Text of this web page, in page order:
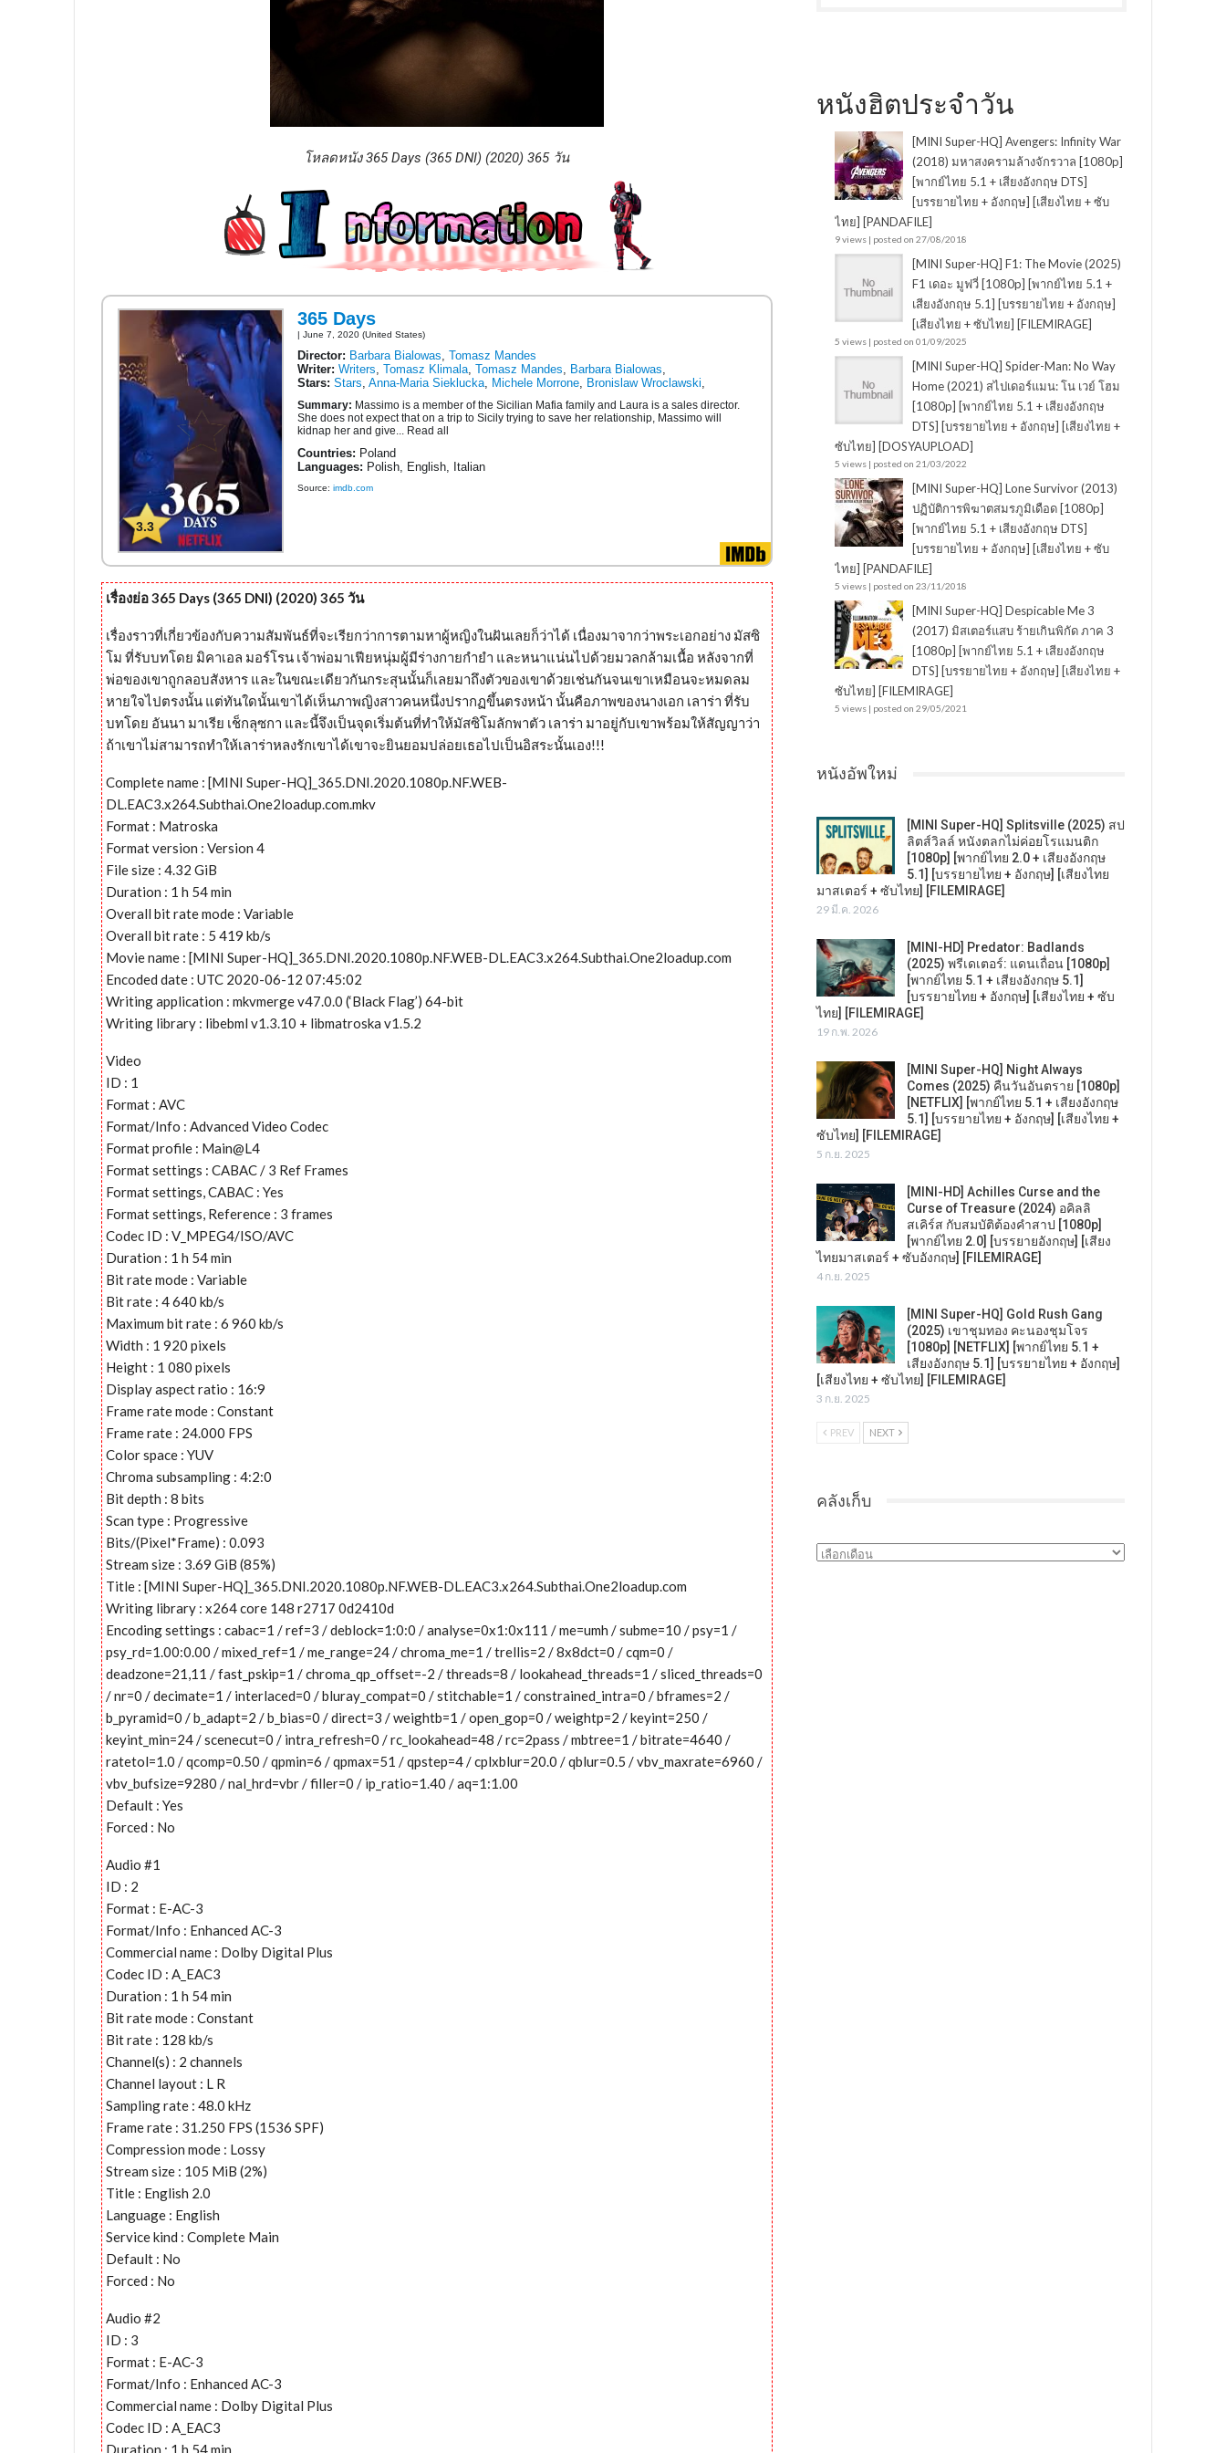
โหลดหนัง 365 Days (365 DNI) (2020) 365 วัน
3.3
365 Days
| June 7, 2020 (United States)
Director: Barbara Bialowas Tomasz Mandes
Writer: Writers Tomasz Klimala Tomasz Mandes Barbara Bialowas
Stars: Stars Anna-Maria Sieklucka Michele Morrone Bronislaw Wroclawski
Summary: Massimo is a member of the Sicilian Mafia family and Laura is a sales director.
She does not expect that on a trip to Sicily trying to save her relationship, Massimo will
kidnap her and give... Read all
Countries: Poland
Languages: Polish, English, Italian
Source: imdb.com
เรื่องย่อ 365 Days (365 DNI) (2020) 365 วัน
เรื่องราวที่เกี่ยวข้องกับความสัมพันธ์ที่จะเรียกว่าการตามหาผู้หญิงในฝันเลยก็ว่าได้ เนื่องมาจากว่าพระเอกอย่าง มัสซิ
โม ที่รับบทโดย มิคาเอล มอร์โรน เจ้าพ่อมาเฟียหนุ่มผู้มีร่างกายกำยำ และหนาแน่นไปด้วยมวลกล้ามเนื้อ หลังจากที่
พ่อของเขาถูกลอบสังหาร และในขณะเดียวกันกระสุนนั้นก็เลยมาถึงตัวของเขาด้วยเช่นกันจนเขาเหมือนจะหมดลม
หายใจไปตรงนั้น แต่ทันใดนั้นเขาได้เห็นภาพญิงสาวคนหนึ่งปรากฏขึ้นตรงหน้า นั้นคือภาพของนางเอก เลาร่า ที่รับ
บทโดย อันนา มาเรีย เช็กลุซกา และนี้จึงเป็นจุดเริ่มต้นที่ทำให้มัสซิโมลักพาตัว เลาร่า มาอยู่กับเขาพร้อมให้สัญญาว่า
ถ้าเขาไม่สามารถทำให้เลาร่าหลงรักเขาได้เขาจะยินยอมปล่อยเธอไปเป็นอิสระนั้นเอง!!!
Complete name : [MINI Super-HQ]_365.DNI.2020.1080p.NF.WEB-
DL.EAC3.x264.Subthai.One2loadup.com.mkv
Format : Matroska
Format version : Version 4
File size : 4.32 GiB
Duration : 1 h 54 min
Overall bit rate mode : Variable
Overall bit rate : 5 419 kb/s
Movie name : [MINI Super-HQ]_365.DNI.2020.1080p.NF.WEB-DL.EAC3.x264.Subthai.One2loadup.com
Encoded date : UTC 2020-06-12 07:45:02
Writing application : mkvmerge v47.0.0 (‘Black Flag’) 64-bit
Writing library : libebml v1.3.10 + libmatroska v1.5.2
Video
ID : 1
Format : AVC
Format/Info : Advanced Video Codec
Format profile : Main@L4
Format settings : CABAC / 3 Ref Frames
Format settings, CABAC : Yes
Format settings, Reference : 3 frames
Codec ID : V_MPEG4/ISO/AVC
Duration : 1 h 54 min
Bit rate mode : Variable
Bit rate : 4 640 kb/s
Maximum bit rate : 6 960 kb/s
Width : 1 920 pixels
Height : 1 080 pixels
Display aspect ratio : 16:9
Frame rate mode : Constant
Frame rate : 24.000 FPS
Color space : YUV
Chroma subsampling : 4:2:0
Bit depth : 8 bits
Scan type : Progressive
Bits/(Pixel*Frame) : 0.093
Stream size : 3.69 GiB (85%)
Title : [MINI Super-HQ]_365.DNI.2020.1080p.NF.WEB-DL.EAC3.x264.Subthai.One2loadup.com
Writing library : x264 core 148 r2717 0d2410d
Encoding settings : cabac=1 / ref=3 / deblock=1:0:0 / analyse=0x1:0x111 / me=umh / subme=10 / psy=1 /
psy_rd=1.00:0.00 / mixed_ref=1 / me_range=24 / chroma_me=1 / trellis=2 / 8x8dct=0 / cqm=0 /
deadzone=21,11 / fast_pskip=1 / chroma_qp_offset=-2 / threads=8 / lookahead_threads=1 / sliced_threads=0
/ nr=0 / decimate=1 / interlaced=0 / bluray_compat=0 / stitchable=1 / constrained_intra=0 / bframes=2 /
b_pyramid=0 / b_adapt=2 / b_bias=0 / direct=3 / weightb=1 / open_gop=0 / weightp=2 / keyint=250 /
keyint_min=24 / scenecut=0 / intra_refresh=0 / rc_lookahead=48 / rc=2pass / mbtree=1 / bitrate=4640 /
ratetol=1.0 / qcomp=0.50 / qpmin=6 / qpmax=51 / qpstep=4 / cplxblur=20.0 / qblur=0.5 / vbv_maxrate=6960 /
vbv_bufsize=9280 / nal_hrd=vbr / filler=0 / ip_ratio=1.40 / aq=1:1.00
Default : Yes
Forced : No
Audio #1
ID : 2
Format : E-AC-3
Format/Info : Enhanced AC-3
Commercial name : Dolby Digital Plus
Codec ID : A_EAC3
Duration : 1 h 54 min
Bit rate mode : Constant
Bit rate : 128 kb/s
Channel(s) : 2 channels
Channel layout : L R
Sampling rate : 48.0 kHz
Frame rate : 31.250 FPS (1536 SPF)
Compression mode : Lossy
Stream size : 105 MiB (2%)
Title : English 2.0
Language : English
Service kind : Complete Main
Default : No
Forced : No
Audio #2
ID : 3
Format : E-AC-3
Format/Info : Enhanced AC-3
Commercial name : Dolby Digital Plus
Codec ID : A_EAC3
Duration : 1 h 54 min
หนังฮิตประจำวัน
[MINI Super-HQ] Avengers: Infinity War
(2018) มหาสงครามล้างจักรวาล [1080p]
[พากย์ไทย 5.1 + เสียงอังกฤษ DTS]
[บรรยายไทย + อังกฤษ] [เสียงไทย + ซับ
ไทย] [PANDAFILE]
9 views| posted on 27/08/2018
[MINI Super-HQ] F1: The Movie (2025)
F1 เดอะ มูฟวี่ [1080p] [พากย์ไทย 5.1 +
เสียงอังกฤษ 5.1] [บรรยายไทย + อังกฤษ]
[เสียงไทย + ซับไทย] [FILEMIRAGE]
5 views| posted on 01/09/2025
[MINI Super-HQ] Spider-Man: No Way
Home (2021) สไปเดอร์แมน: โน เวย์ โฮม
[1080p] [พากย์ไทย 5.1 + เสียงอังกฤษ
DTS] [บรรยายไทย + อังกฤษ] [เสียงไทย +
ซับไทย] [DOSYAUPLOAD]
5 views| posted on 21/03/2022
[MINI Super-HQ] Lone Survivor (2013)
ปฏิบัติการพิฆาตสมรภูมิเดือด [1080p]
[พากย์ไทย 5.1 + เสียงอังกฤษ DTS]
[บรรยายไทย + อังกฤษ] [เสียงไทย + ซับ
ไทย] [PANDAFILE]
5 views| posted on 23/11/2018
[MINI Super-HQ] Despicable Me 3
(2017) มิสเตอร์แสบ ร้ายเกินพิกัด ภาค 3
[1080p] [พากย์ไทย 5.1 + เสียงอังกฤษ
DTS] [บรรยายไทย + อังกฤษ] [เสียงไทย +
ซับไทย] [FILEMIRAGE]
5 views| posted on 29/05/2021
หนังอัพใหม่
[MINI Super-HQ] Splitsville (2025) สป
ลิตส์วิลล์ หนังตลกไม่ค่อยโรแมนติก
[1080p] [พากย์ไทย 2.0 + เสียงอังกฤษ
5.1] [บรรยายไทย + อังกฤษ] [เสียงไทย
มาสเตอร์ + ซับไทย] [FILEMIRAGE]
29 มี.ค. 2026
[MINI-HD] Predator: Badlands
(2025) พรีเดเตอร์: แดนเถื่อน [1080p]
[พากย์ไทย 5.1 + เสียงอังกฤษ 5.1]
[บรรยายไทย + อังกฤษ] [เสียงไทย + ซับ
ไทย] [FILEMIRAGE]
19 ก.พ. 2026
[MINI Super-HQ] Night Always
Comes (2025) คืนวันอันตราย [1080p]
[NETFLIX] [พากย์ไทย 5.1 + เสียงอังกฤษ
5.1] [บรรยายไทย + อังกฤษ] [เสียงไทย +
ซับไทย] [FILEMIRAGE]
5 ก.ย. 2025
[MINI-HD] Achilles Curse and the
Curse of Treasure (2024) อคิลลิ
สเคิร์ส กับสมบัติต้องคำสาป [1080p]
[พากย์ไทย 2.0] [บรรยายอังกฤษ] [เสียง
ไทยมาสเตอร์ + ซับอังกฤษ] [FILEMIRAGE]
4 ก.ย. 2025
[MINI Super-HQ] Gold Rush Gang
(2025) เขาชุมทอง คะนองชุมโจร
[1080p] [NETFLIX] [พากย์ไทย 5.1 +
เสียงอังกฤษ 5.1] [บรรยายไทย + อังกฤษ]
[เสียงไทย + ซับไทย] [FILEMIRAGE]
3 ก.ย. 2025
PREV NEXT
คลังเก็บ
คลัง